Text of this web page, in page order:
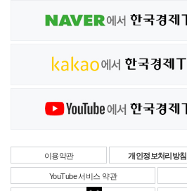
이용약관 개인정보처리방침
YouTube 서비스 약관